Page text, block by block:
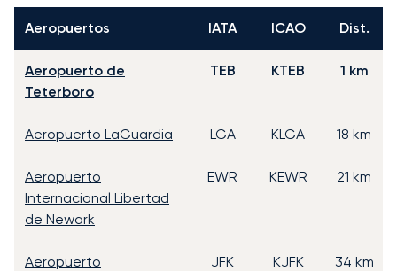
Aeropuertos IATA ICAO Dist.
Aeropuerto de
Teterboro
TEB KTEB 1 km
Aeropuerto LaGuardia LGA KLGA 18 km
Aeropuerto
Internacional Libertad
de Newark
EWR KEWR 21 km
Aeropuerto
JFK KJFK 34 km